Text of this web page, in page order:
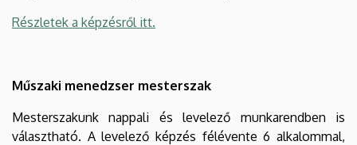
Részletek a képzésről itt.
Műszaki menedzser mesterszak
Mesterszakunk nappali és levelező munkarendben is
választható. A levelező képzés félévente 6 alkalommal,